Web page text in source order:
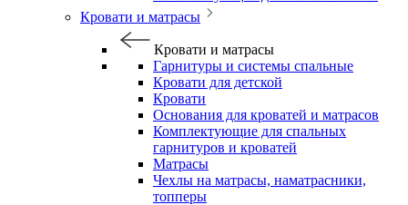
Кровати и матрасы
Кровати и матрасы
Гарнитуры и системы спальные
Кровати для детской
Кровати
Основания для кроватей и матрасов
Комплектующие для спальных
гарнитуров и кроватей
Матрасы
Чехлы на матрасы, наматрасники,
топперы